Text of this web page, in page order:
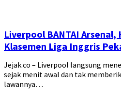
Liverpool BANTAI Arsenal,
Klasemen Liga Inggris
Jejak.co – Liverpool langsung
sejak menit awal dan tak
lawannya…